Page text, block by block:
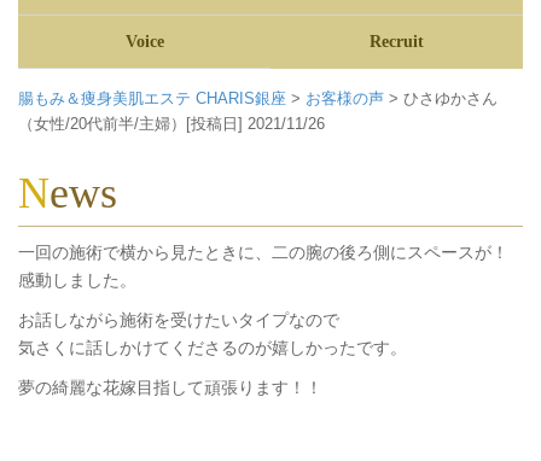
Voice Recruit
腸もみ＆痩身美肌エステ CHARIS銀座 > お客様の声 > ひさゆかさん
（女性/20代前半/主婦）[投稿日] 2021/11/26
News
一回の施術で横から見たときに、二の腕の後ろ側にスペースが！
感動しました。
お話しながら施術を受けたいタイプなので
気さくに話しかけてくださるのが嬉しかったです。
夢の綺麗な花嫁目指して頑張ります！！